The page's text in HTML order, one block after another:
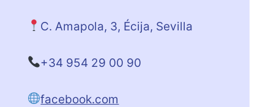
C. Amapola, 3, Écija, Sevilla
+34 954 29 00 90
facebook.com